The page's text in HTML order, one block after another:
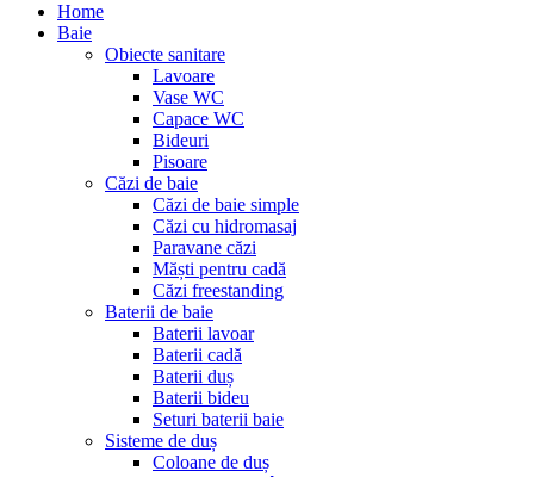
Home
Baie
Obiecte sanitare
Lavoare
Vase WC
Capace WC
Bideuri
Pisoare
Căzi de baie
Căzi de baie simple
Căzi cu hidromasaj
Paravane căzi
Măști pentru cadă
Căzi freestanding
Baterii de baie
Baterii lavoar
Baterii cadă
Baterii duș
Baterii bideu
Seturi baterii baie
Sisteme de duș
Coloane de duș